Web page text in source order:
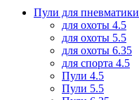
Пули для пневматики
для охоты 4.5
для охоты 5.5
для охоты 6.35
для спорта 4.5
Пули 4.5
Пули 5.5